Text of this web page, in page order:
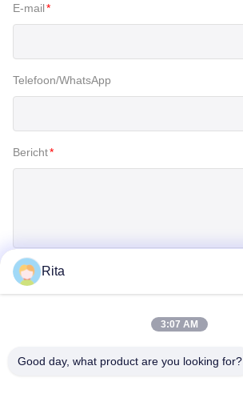
E-mail*
Telefoon/WhatsApp
Bericht*
Rita
3:07 AM
Good day, what product are you looking for?